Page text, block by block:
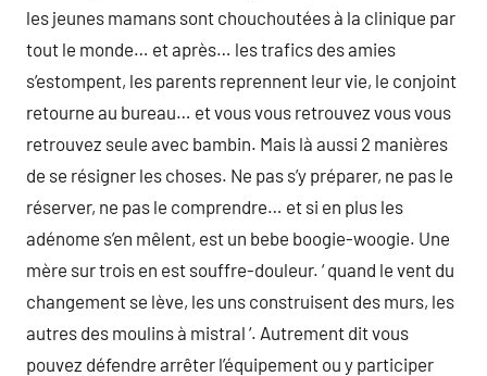
les jeunes mamans sont chouchoutées à la clinique par
tout le monde… et après… les trafics des amies
s’estompent, les parents reprennent leur vie, le conjoint
retourne au bureau… et vous vous retrouvez vous vous
retrouvez seule avec bambin. Mais là aussi 2 manières
de se résigner les choses. Ne pas s’y préparer, ne pas le
réserver, ne pas le comprendre… et si en plus les
adénome s’en mêlent, est un bebe boogie-woogie. Une
mère sur trois en est souffre-douleur. ‘ quand le vent du
changement se lève, les uns construisent des murs, les
autres des moulins à mistral ‘. Autrement dit vous
pouvez défendre arrêter l’équipement ou y participer